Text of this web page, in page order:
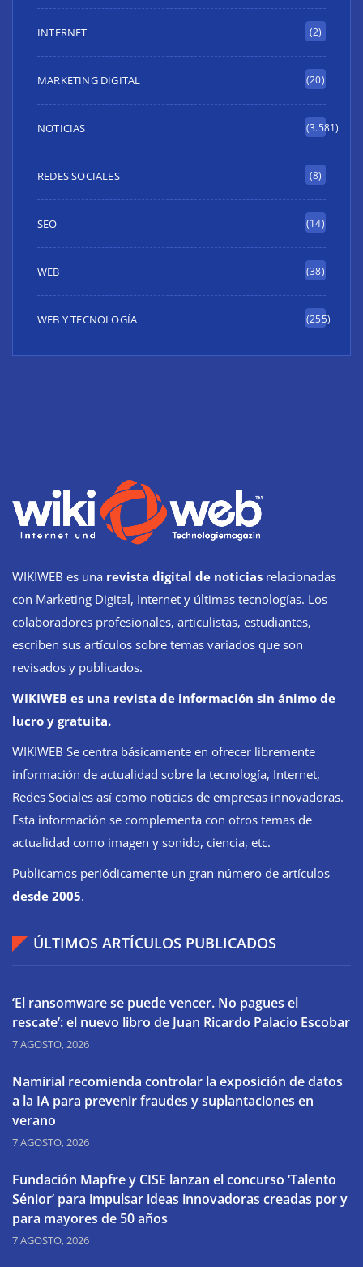
INTERNET (2)
MARKETING DIGITAL (20)
NOTICIAS (3.581)
REDES SOCIALES (8)
SEO (14)
WEB (38)
WEB Y TECNOLOGÍA (255)
WIKIWEB es una revista digital de noticias relacionadas
con Marketing Digital, Internet y últimas tecnologías. Los
colaboradores profesionales, articulistas, estudiantes,
escriben sus artículos sobre temas variados que son
revisados y publicados.
WIKIWEB es una revista de información sin ánimo de
lucro y gratuita.
WIKIWEB Se centra básicamente en ofrecer libremente
información de actualidad sobre la tecnología, Internet,
Redes Sociales así como noticias de empresas innovadoras.
Esta información se complementa con otros temas de
actualidad como imagen y sonido, ciencia, etc.
Publicamos periódicamente un gran número de artículos
desde 2005.
ÚLTIMOS ARTÍCULOS PUBLICADOS
‘El ransomware se puede vencer. No pagues el
rescate’: el nuevo libro de Juan Ricardo Palacio Escobar
7 AGOSTO, 2026
Namirial recomienda controlar la exposición de datos
a la IA para prevenir fraudes y suplantaciones en
verano
7 AGOSTO, 2026
Fundación Mapfre y CISE lanzan el concurso ‘Talento
Sénior’ para impulsar ideas innovadoras creadas por y
para mayores de 50 años
7 AGOSTO, 2026